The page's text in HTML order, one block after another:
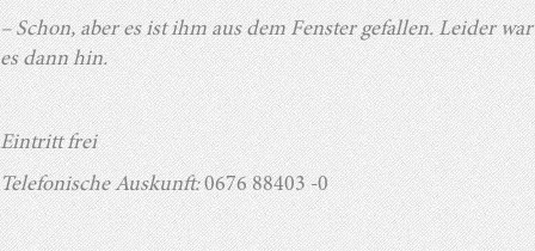
– Schon, aber es ist ihm aus dem Fenster gefallen. Leider war
es dann hin.
Eintritt frei
Telefonische Auskunft:0676 88403 -0